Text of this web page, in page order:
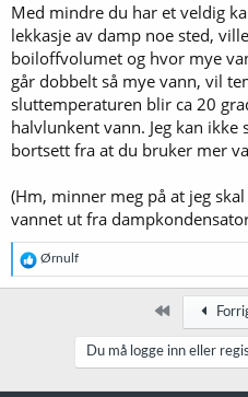
Med mindre du har et veldig
lekkasje av damp noe sted,
boiloffvolumet og hvor mye
går dobbelt så mye vann, vil
sluttemperaturen blir ca 20
halvlunkent vann. Jeg kan ikke
bortsett fra at du bruker mer
(Hm, minner meg på at jeg
vannet ut fra
R
e
a
Ørnulf
Først
Du må logge inn eller